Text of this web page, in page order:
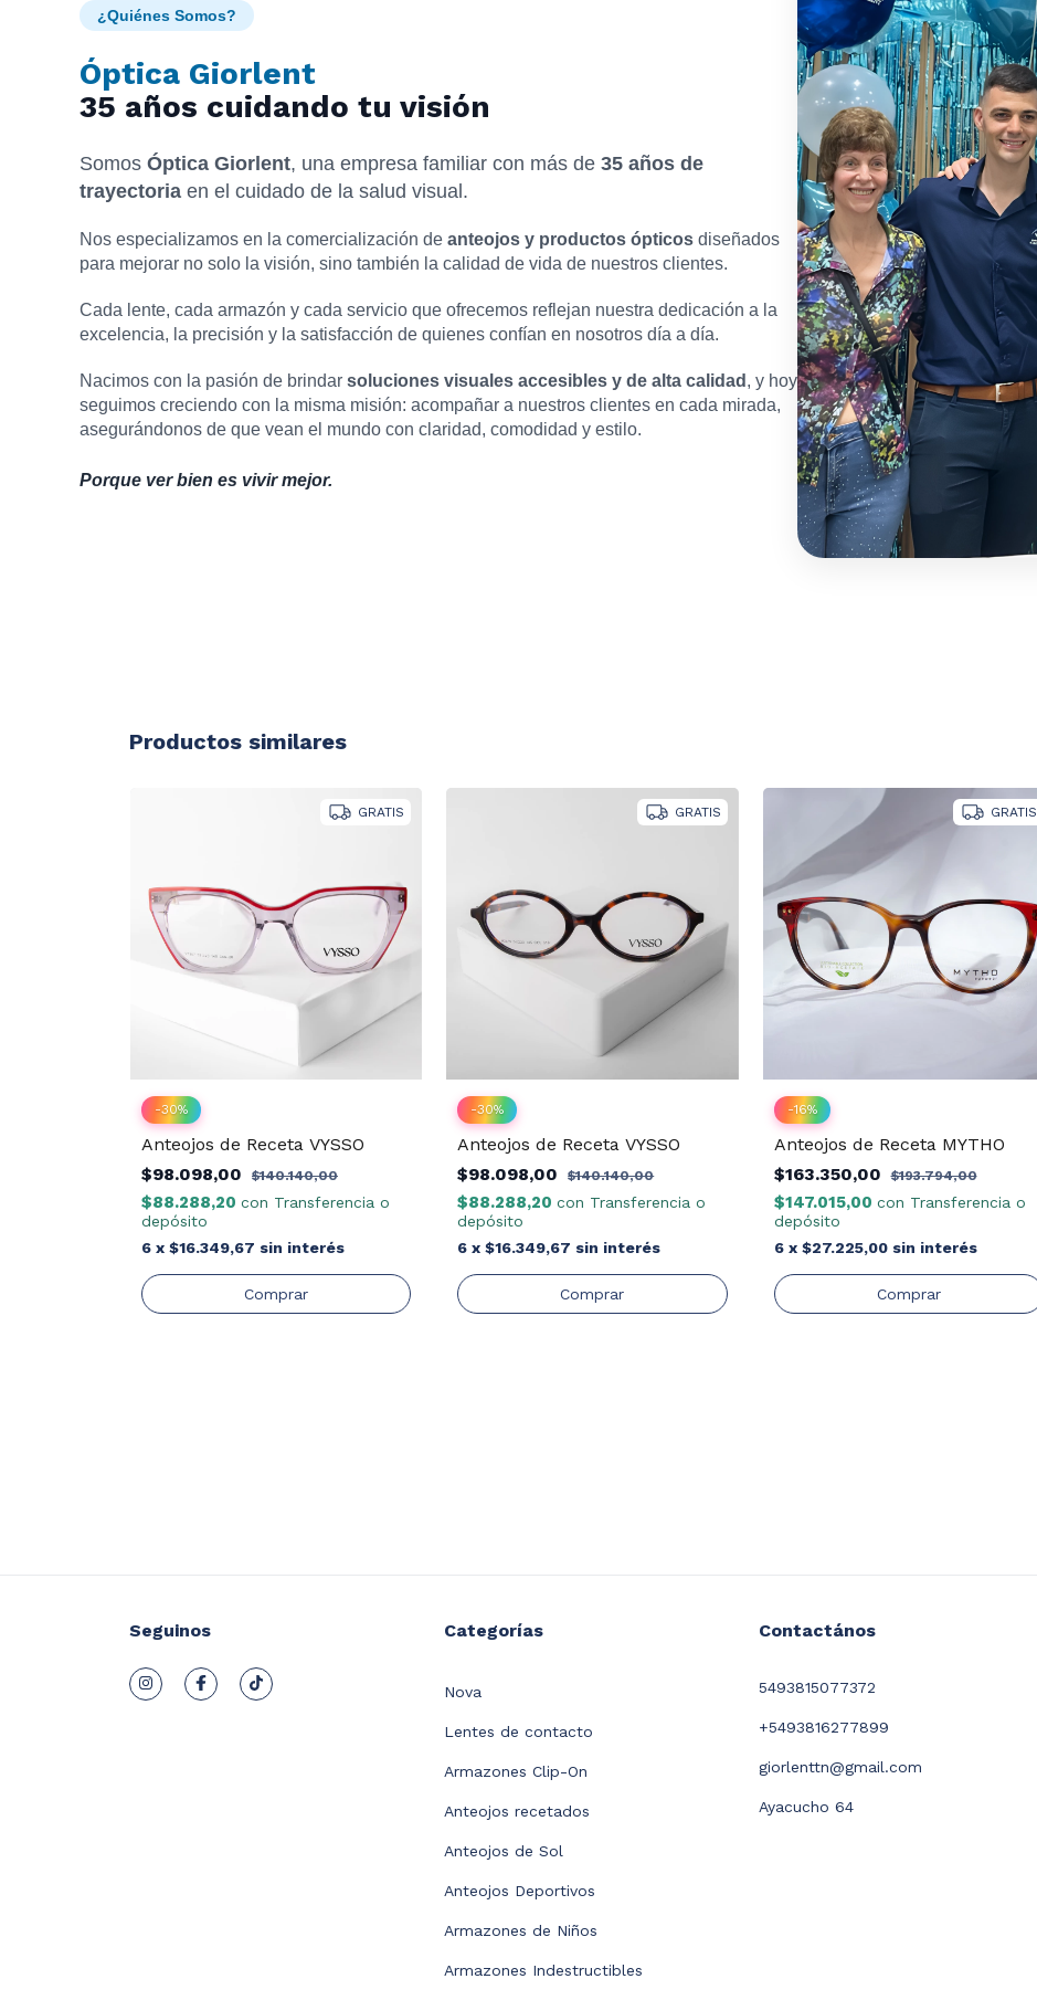
¿Quiénes Somos?
Óptica Giorlent
35 años cuidando tu visión
Somos Óptica Giorlent, una empresa familiar con más de 35 años de
trayectoria en el cuidado de la salud visual.
Nos especializamos en la comercialización de anteojos y productos ópticos diseñados
para mejorar no solo la visión, sino también la calidad de vida de nuestros clientes.
Cada lente, cada armazón y cada servicio que ofrecemos reflejan nuestra dedicación a la
excelencia, la precisión y la satisfacción de quienes confían en nosotros día a día.
Nacimos con la pasión de brindar soluciones visuales accesibles y de alta calidad , y hoy
seguimos creciendo con la misma misión: acompañar a nuestros clientes en cada mirada,
asegurándonos de que vean el mundo con claridad, comodidad y estilo.
Porque ver bien es vivir mejor.
Productos similares
GRATIS
-30%
Anteojos de Receta VYSSO
$98.098,00
$140.140,00
$88.288,20 con Transferencia o
depósito
6 x $16.349,67 sin interés
GRATIS
-30%
Anteojos de Receta VYSSO
$98.098,00
$140.140,00
$88.288,20con Transferencia o
depósito
6 x$16.349,67 sin interés
Comprar
GRATIS
-16%
Anteojos de Receta MYTHO
$163.350,00
$193.794,00
$147.015,00 con Transferencia o
depósito
6 x $27.225,00 sin interés
Seguinos Categorías
Nova
Lentes de contacto
Armazones Clip-On
Anteojos recetados
Anteojos de Sol
Anteojos Deportivos
Armazones de Niños
Armazones Indestructibles
Contactános
5493815077372
+5493816277899
giorlenttn@gmail.com
Ayacucho 64